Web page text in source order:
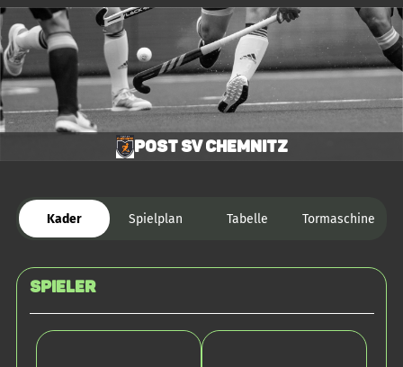
Post SV Chemnitz
Kader Spielplan Tabelle Tormaschine
Spieler